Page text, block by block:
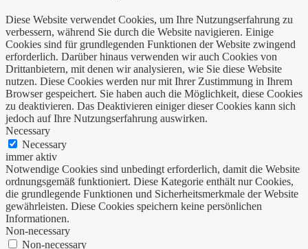
Diese Website verwendet Cookies, um Ihre Nutzungserfahrung zu
verbessern, während Sie durch die Website navigieren. Einige
Cookies sind für grundlegenden Funktionen der Website zwingend
erforderlich. Darüber hinaus verwenden wir auch Cookies von
Drittanbietern, mit denen wir analysieren, wie Sie diese Website
nutzen. Diese Cookies werden nur mit Ihrer Zustimmung in Ihrem
Browser gespeichert. Sie haben auch die Möglichkeit, diese Cookies
zu deaktivieren. Das Deaktivieren einiger dieser Cookies kann sich
jedoch auf Ihre Nutzungserfahrung auswirken.
Necessary
Necessary
immer aktiv
Notwendige Cookies sind unbedingt erforderlich, damit die Website
ordnungsgemäß funktioniert. Diese Kategorie enthält nur Cookies,
die grundlegende Funktionen und Sicherheitsmerkmale der Website
gewährleisten. Diese Cookies speichern keine persönlichen
Informationen.
Non-necessary
Non-necessary